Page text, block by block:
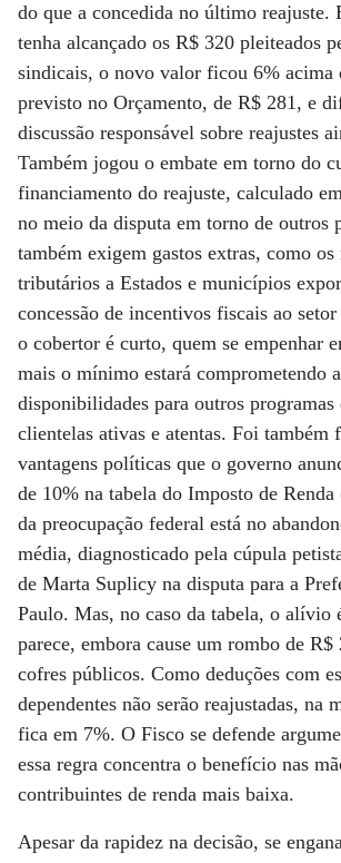
do que a concedida no último reajuste.
tenha alcançado os R$ 320 pleiteados
sindicais, o novo valor ficou 6% acima
previsto no Orçamento, de R$ 281, e
discussão responsável sobre reajustes
Também jogou o embate em torno do
financiamento do reajuste, calculado
no meio da disputa em torno de outros
também exigem gastos extras, como os
tributários a Estados e municípios
concessão de incentivos fiscais ao
o cobertor é curto, quem se empenhar
mais o mínimo estará comprometendo
disponibilidades para outros programas
clientelas ativas e atentas. Foi também
vantagens políticas que o governo
de 10% na tabela do Imposto de
da preocupação federal está no
média, diagnosticado pela cúpula
de Marta Suplicy na disputa para a
Paulo. Mas, no caso da tabela, o alívio
parece, embora cause um rombo de R$
cofres públicos. Como deduções com
dependentes não serão reajustadas, na
fica em 7%. O Fisco se defende
essa regra concentra o benefício nas
contribuintes de renda mais baixa.
Apesar da rapidez na decisão, se